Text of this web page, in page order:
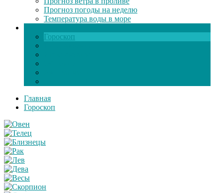
Прогноз погоды на неделю
Температура воды в море
Гороскоп
Главная
Гороскоп